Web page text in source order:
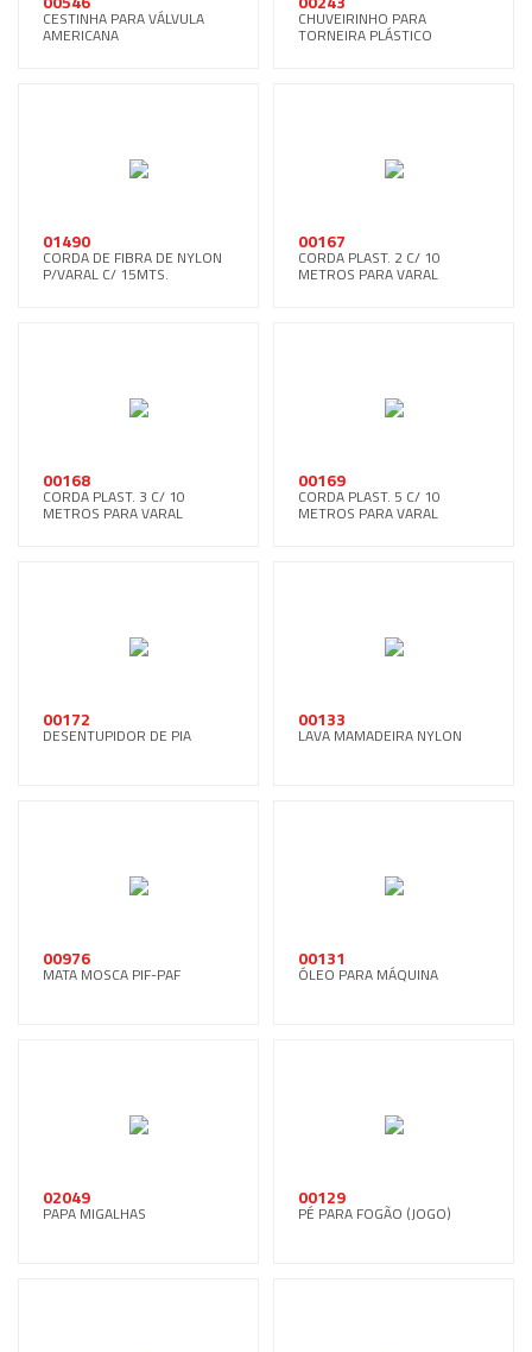
CESTINHA PARA VÁLVULA
AMERICANA
CHUVEIRINHO PARA
TORNEIRA PLÁSTICO
01490
CORDA DE FIBRA DE NYLON
P/VARAL C/ 15MTS.
00167
CORDA PLAST. 2 C/ 10
METROS PARA VARAL
00168
CORDA PLAST. 3 C/ 10
METROS PARA VARAL
00169
CORDA PLAST. 5 C/ 10
METROS PARA VARAL
00172
DESENTUPIDOR DE PIA
00133
LAVA MAMADEIRA NYLON
00976
MATA MOSCA PIF-PAF
00131
ÓLEO PARA MÁQUINA
02049
PAPA MIGALHAS
00129
PÉ PARA FOGÃO (JOGO)